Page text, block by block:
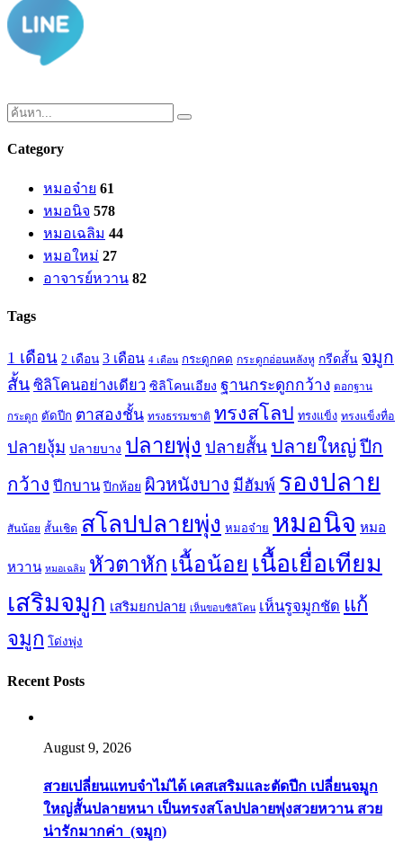
Category
หมอจ๋าย 61
หมอนิจ 578
หมอเฉลิม 44
หมอใหม่ 27
อาจารย์หวาน 82
Tags
1 เดือน 2 เดือน 3 เดือน 4 เดือน กระดูกคด กระดูกอ่อนหลังหู กรีดสั้น จมูก
สั้น ซิลิโคนอย่างเดียว ซิลิโคนเอียง ฐานกระดูกกว้าง ตอกฐาน
กระดูก ตัดปีก ตาสองชั้น ทรงธรรมชาติ ทรงสโลป ทรงแข็ง ทรงแข็งทื่อ
ปลายงุ้ม ปลายบาง ปลายพุ่ง ปลายสั้น ปลายใหญ่ปีก
กว้าง ปีกบาน ปีกห้อย ผิวหนังบาง มีฮัมพ์ รองปลาย
สันน้อย สั้นเชิด สโลปปลายพุ่ง หมอจ๋าย หมอนิจ หมอ
หวาน หมอเฉลิม หัวตาหัก เนื้อน้อย เนื้อเยื่อเทียม
เสริมจมูก เสริมยกปลาย เห็นขอบซิลิโคน เห็นรูจมูกชัด แก้
จมูก โด่งพุ่ง
Recent Posts
August 9, 2026
สวยเปลี่ยนแทบจำไม่ได้ เคสเสริมและตัดปีก เปลี่ยนจมูก
ใหญ่สั้นปลายหนา เป็นทรงสโลปปลายพุ่งสวยหวาน สวย
น่ารักมากค่า (จมูก)